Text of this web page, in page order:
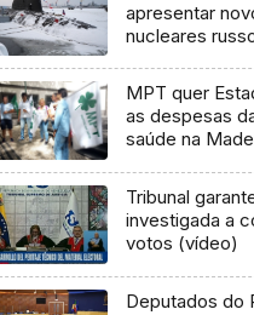
apresentar
nucleares
MPT quer
as despesas
saúde na
Tribunal
investigada a
votos (vídeo)
Deputados do